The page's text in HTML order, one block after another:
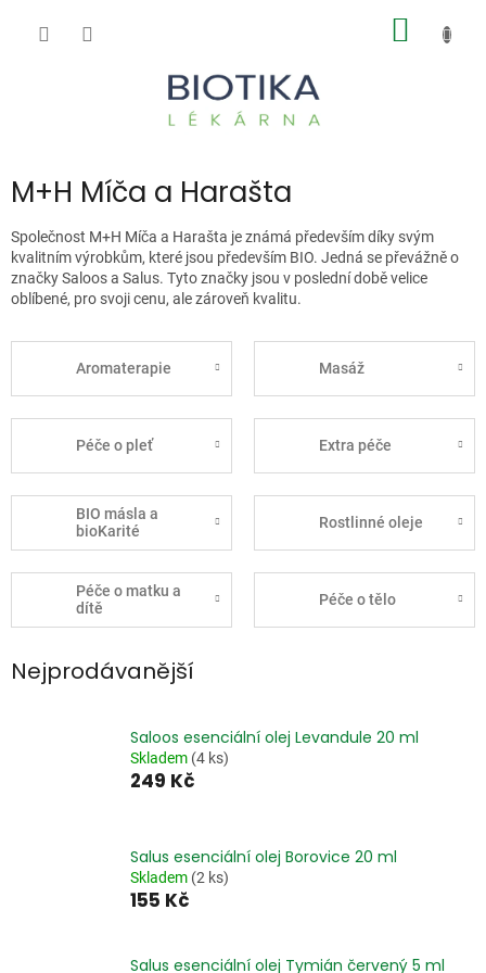
M+H Míča a Harašta
Společnost M+H Míča a Harašta je známá především díky svým
kvalitním výrobkům, které jsou především BIO. Jedná se převážně o
značky Saloos a Salus. Tyto značky jsou v poslední době velice
oblíbené, pro svoji cenu, ale zároveň kvalitu.
Aromaterapie Masáž
Péče o pleť Extra péče
BIO másla a
bioKarité
Rostlinné oleje
Péče o matku a
dítě
Péče o tělo
Nejprodávanější
Saloos esenciální olej Levandule 20 ml
Skladem (4 ks)
249 Kč
Salus esenciální olej Borovice 20 ml
Skladem (2 ks)
155 Kč
Salus esenciální olej Tymián červený 5 ml